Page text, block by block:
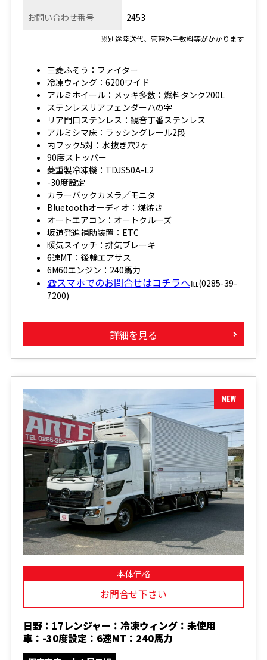
お問い合わせ番号 2453
※別途陸送代、管轄外手数料等がかかります
三菱ふそう：ファイター
冷凍ウィング：6200ワイド
アルミホイール：メッキ多数：燃料タンク200L
ステンレスリアフェンダーハの字
リア門口ステンレス：観音丁番ステンレス
アルミシマ床：ラッシングレール2段
内フック5対：水抜き穴2ヶ
90度ストッパー
菱重製冷凍機：TDJS50A-L2
-30度設定
カラーバックカメラ／モニタ
Bluetoothオーディオ：煤焼き
オートエアコン：オートクルーズ
坂道発進補助装置：ETC
暖気スイッチ：排気ブレーキ
6速MT：後輪エアサス
6M60エンジン：240馬力
☎スマホでのお問合せはコチラへ℡(0285-39-
7200)
詳細を見る
本体価格
お問合せ下さい
日野：17レンジャー：冷凍ウィング：未使用
車：-30度設定：6速MT：240馬力